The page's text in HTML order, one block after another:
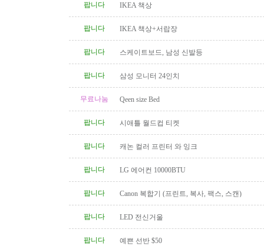
팝니다 IKEA 책상
팝니다 IKEA 책상+서랍장
팝니다 스케이트보드, 남성 신발등
팝니다 삼성 모니터 24인치
무료나눔 Qeen size Bed
팝니다 시애틀 월드컵 티켓
팝니다 캐논 컬러 프린터 와 잉크
팝니다 LG 에어컨 10000BTU
팝니다 Canon 복합기 (프린트, 복사, 팩스, 스캔)
팝니다 LED 전신거울
팝니다 예쁜 선반 $50